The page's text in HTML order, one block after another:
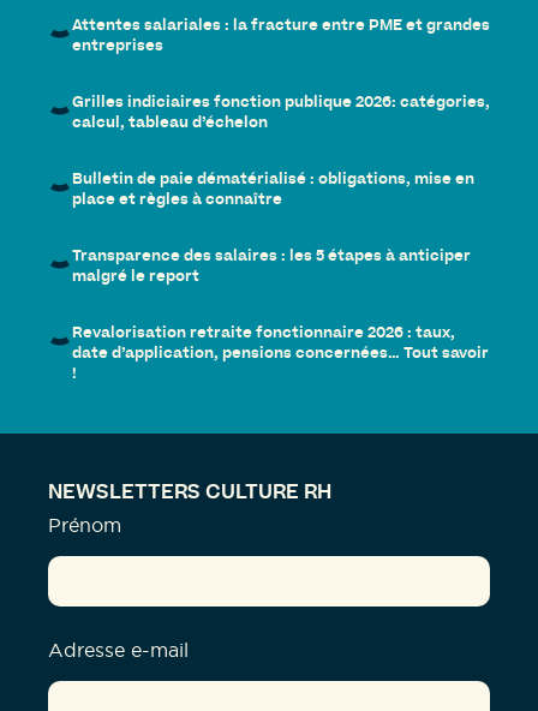
Attentes salariales : la fracture entre PME et grandes
entreprises
Grilles indiciaires fonction publique 2026: catégories,
calcul, tableau d’échelon
Bulletin de paie dématérialisé : obligations, mise en
place et règles à connaître
Transparence des salaires : les 5 étapes à anticiper
malgré le report
Revalorisation retraite fonctionnaire 2026 : taux,
date d’application, pensions concernées… Tout savoir
!
NEWSLETTERS CULTURE RH
Prénom
Adresse e-mail